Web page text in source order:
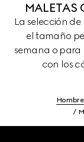
MALETAS
La selección
el tamaño
semana o para
con los
Hombre